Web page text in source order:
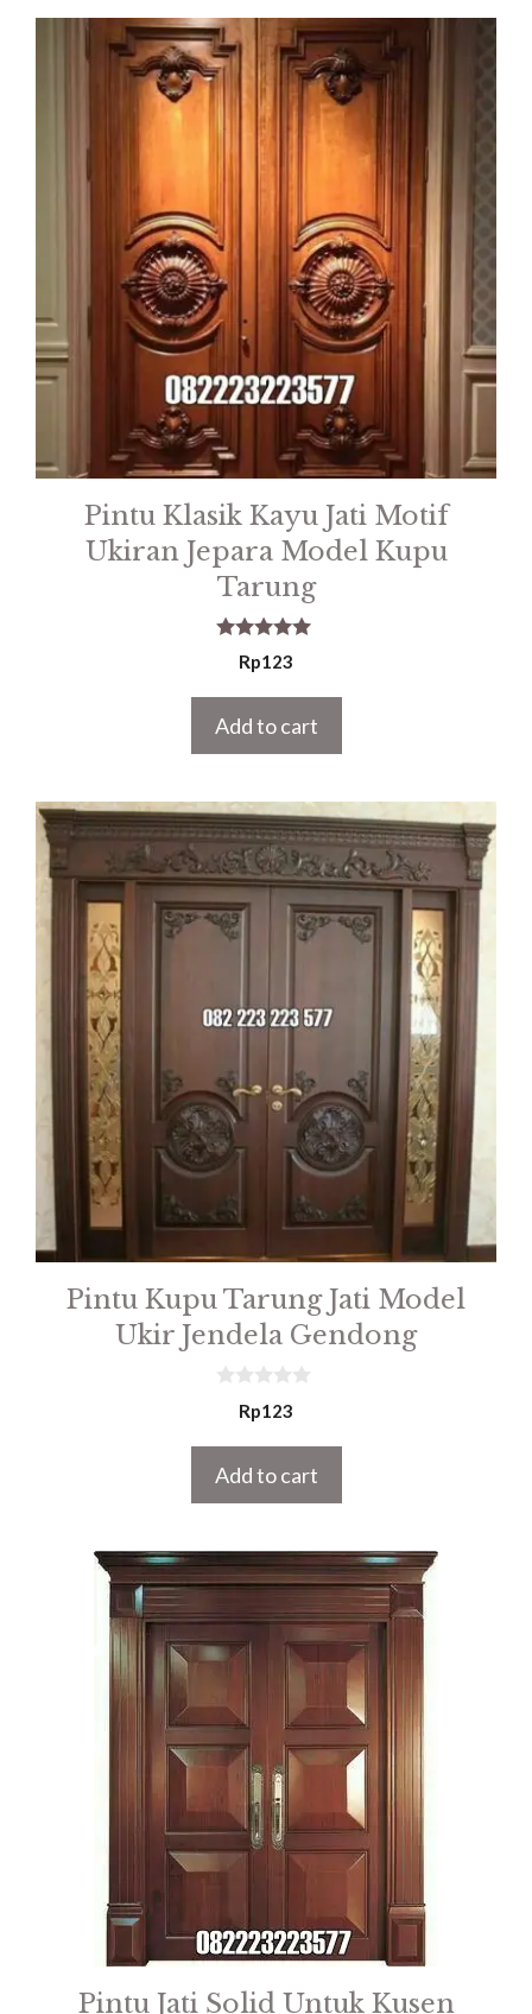
Pintu Klasik Kayu Jati Motif
Ukiran Jepara Model Kupu
Tarung
5.00
out of 5
Rp123
Add to cart
Pintu Kupu Tarung Jati Model
Ukir Jendela Gendong
o
5
Rp123
Add to cart
Pintu Jati Solid Untuk Kusen